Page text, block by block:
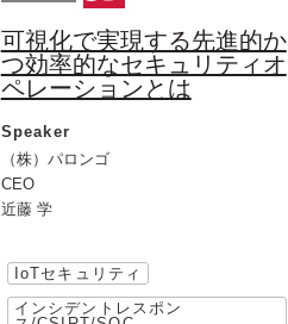
可視化で実現する先進的か
つ効率的なセキュリティオ
ペレーションとは
Speaker
（株）パロンゴ
CEO
近藤 学
IoTセキュリティ
インシデントレスポン